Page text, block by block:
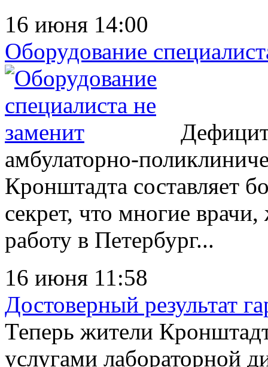
16 июня 14:00
Оборудование
амбулаторно-
Кронштадта составляет
секрет, что многие
работу в Петербург...
16 июня 11:58
Достоверный результат
Теперь жители
услугами лабораторной